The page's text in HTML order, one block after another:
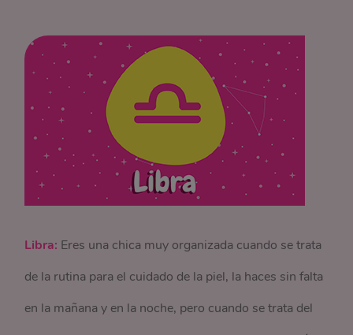
Libra: Eres una chica muy organizada cuando se trata
de la rutina para el cuidado de la piel, la haces sin falta
en la mañana y en la noche, pero cuando se trata del